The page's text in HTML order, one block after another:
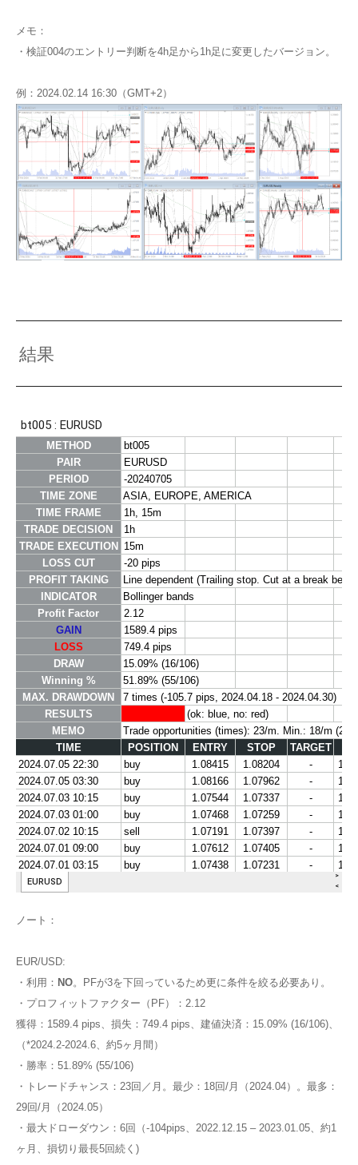
メモ：
・検証004のエントリー判断を4h足から1h足に変更したバージョン。
例：2024.02.14 16:30（GMT+2）
結果
ノート：
EUR/USD:
・利用： NO。PFが3を下回っているため更に条件を絞る必要あり。
・プロフィットファクター（PF）：2.12
獲得：1589.4 pips、損失：749.4 pips、建値決済：15.09% (16/106)、
（*2024.2-2024.6、約5ヶ月間）
・勝率：51.89% (55/106)
・トレードチャンス：23回／月。最少：18回/月（2024.04）。最多：
29回/月（2024.05）
・最大ドローダウン：6回（-104pips、2022.12.15 – 2023.01.05、約1
ヶ月、損切り最長5回続く)